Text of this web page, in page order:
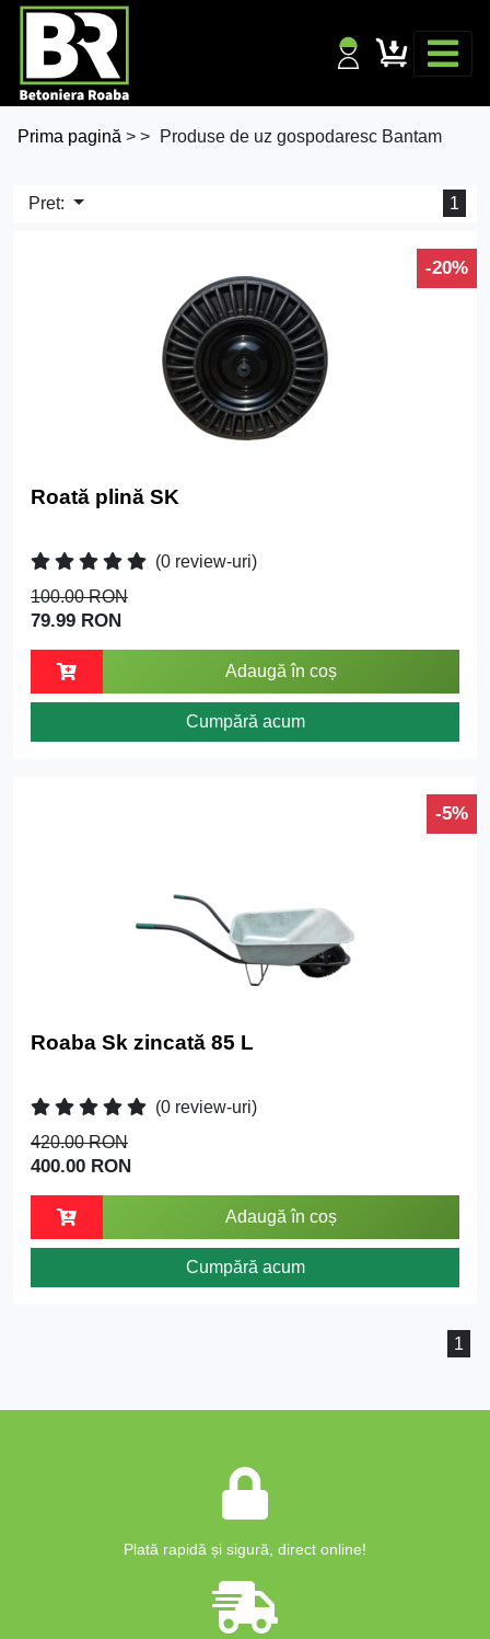
Prima pagină > > Produse de uz gospodaresc Bantam
Pret: 1
-20%
Roată plină SK
(0 review-uri)
100.00 RON
79.99 RON
Adaugă în coș
Cumpără acum
-5%
Roaba Sk zincată 85 L
(0 review-uri)
420.00 RON
400.00 RON
Adaugă în coș
Cumpără acum
1
Plată rapidă și sigură, direct online!